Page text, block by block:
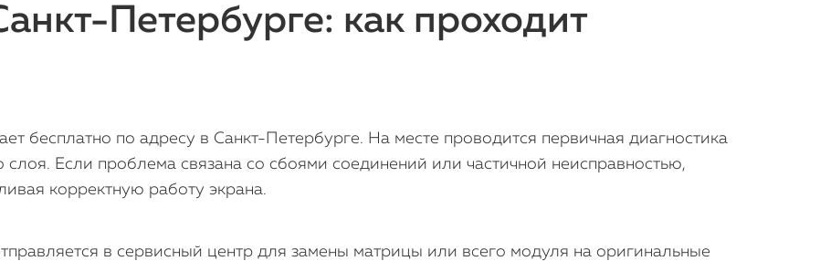
Петербурге: как проходит
бесплатно по адресу в Санкт-Петербурге. На месте проводится первичная диагностика
Если проблема связана со сбоями соединений или частичной неисправностью,
корректную работу экрана.
в сервисный центр для замены матрицы или всего модуля на оригинальные